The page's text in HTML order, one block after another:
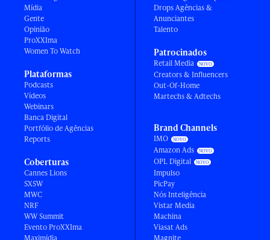
Mídia
Gente
Opinião
ProXXIma
Women To Watch
Plataformas
Podcasts
Vídeos
Webinars
Banca Digital
Portfólio de Agências
Reports
Coberturas
Cannes Lions
SXSW
MWC
NRF
WW Summit
Evento ProXXIma
Drops Agências &
Anunciantes
Talento
Patrocinados
Retail Media
Creators & Influencers
Out-Of-Home
Martechs & Adtechs
Brand Channels
IMO
Amazon Ads
OPL Digital
Impulso
PicPay
Nós Inteligência
Vistar Media
Machina
Viasat Ads